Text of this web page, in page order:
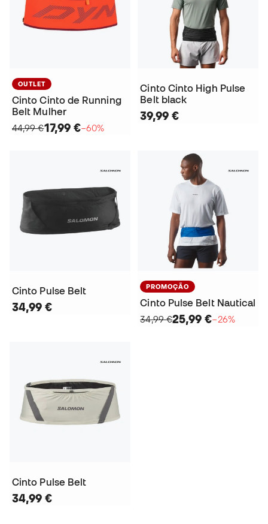
OUTLET
Cinto Cinto de Running
Belt Mulher
44,99 €17,99 €−60%
Cinto Cinto High Pulse
Belt black
39,99 €
Cinto Pulse Belt
34,99 €
PROMOÇÃO
Cinto Pulse Belt Nautical
34,99 €25,99 €−26%
Cinto Pulse Belt
34,99 €